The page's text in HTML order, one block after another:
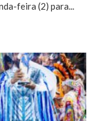
feira (2) para...